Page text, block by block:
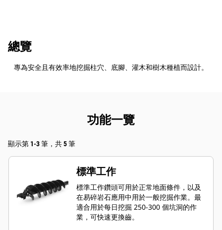
總覽
專為安全且有效率地挖掘柱穴、底腳、灌木和樹木種植而設計。
功能一覽
顯示第 1-3 筆，共 5 筆
標準工作
標準工作鑽頭可用於正常地面條件，以及
在易碎岩石應用中用於一般挖掘作業。最
適合用於每日挖掘 250-300 個坑洞的作
業，可快速更換齒。